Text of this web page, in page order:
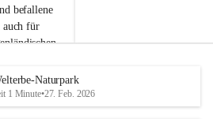
befallene
auch für
oder
Bitte
Winzer
u
e
d
Naturpark
1 Minute•27. Feb. 2026